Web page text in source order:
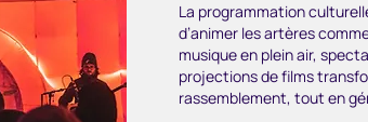
La programmation
d’animer les artères
musique en plein air,
projections de films
rassemblement, tout en